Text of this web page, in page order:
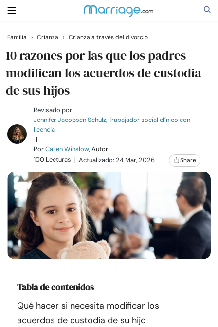
Buscar
Casarse
Relaciones
Familia
Ayuda
Cursos
Recursos
Comunidad
Encuentra un terapeuta
Idioma
Familia › Crianza › Crianza a través del divorcio
10 razones por las que los padres
modifican los acuerdos de custodia
de sus hijos
Revisado por
Jennifer Jacobsen Schulz, Trabajador social clínico con
licencia
|
PorCallen Winslow, Autor
100 Lecturas
Actualizado: 24 Mar, 2026 Share
Tabla de contenidos
Qué hacer si necesita modificar los
acuerdos de custodia de su hijo